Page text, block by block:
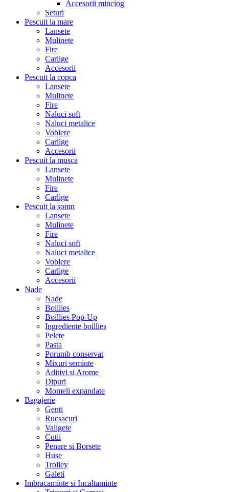
Accesorii minciog
Seturi
Pescuit la mare
Lansete
Mulinete
Fire
Carlige
Accesorii
Pescuit la copca
Lansete
Mulinete
Fire
Naluci soft
Naluci metalice
Voblere
Carlige
Accesorii
Pescuit la musca
Lansete
Mulinete
Fire
Carlige
Pescuit la somn
Lansete
Mulinete
Fire
Naluci soft
Naluci metalice
Voblere
Carlige
Accesorii
Nade
Nade
Boillies
Boillies Pop-Up
Ingrediente boillies
Pelete
Pasta
Porumb conservat
Mixuri seminte
Aditivi si Arome
Dipuri
Momeli expandate
Bagajerie
Genti
Rucsacuri
Valigete
Cutii
Penare si Borsete
Huse
Trolley
Galeti
Imbracaminte si Incaltaminte